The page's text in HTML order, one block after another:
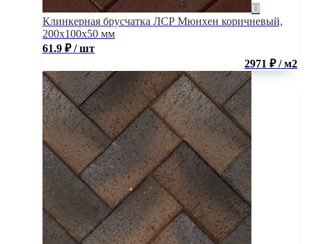
Клинкерная брусчатка ЛСР Мюнхен коричневый,
200x100x50 мм
61.9 ₽ / шт
2971 ₽ / м2